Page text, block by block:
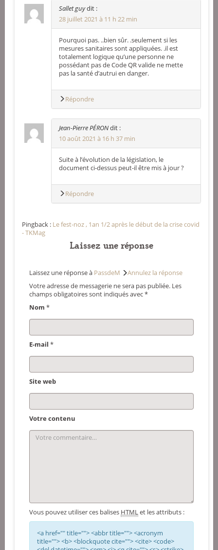
Sallet guydit :
28 juillet 2021 à 11 h 22 min
Pourquoi pas. ..bien sûr. .seulement si les
mesures sanitaires sont appliquées. .il est
totalement logique qu’une personne ne
possédant pas de Code QR valide ne mette
pas la santé d’autrui en danger.
Répondre
Jean-Pierre PÉRONdit :
10 août 2021 à 16 h 37 min
Suite à l’évolution de la législation, le
document ci-dessus peut-il être mis à jour ?
Répondre
Pingback : Le fest-noz , 1an 1/2 après le début de la crise covid
- TKMag
Laissez une réponse
Laissez une réponse à PassdeM
Annulez la réponse
Votre adresse de messagerie ne sera pas publiée. Les
champs obligatoires sont indiqués avec*
Nom *
E-mail *
Site web
Votre contenu
Vous pouvez utiliser ces balises HTMLet les attributs :
<a href="" title=""> <abbr title=""> <acronym
title=""> <b> <blockquote cite=""> <cite> <code>